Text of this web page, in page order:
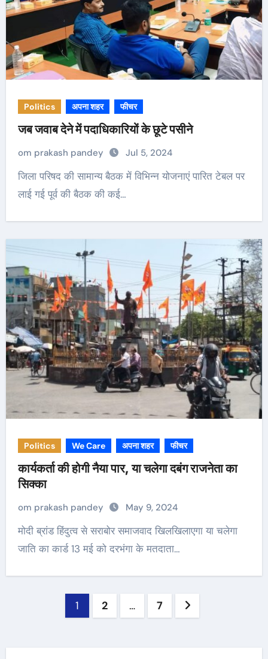
Politics अपना शहर फीचर
जब जवाब देने में पदाधिकारियों के छूटे पसीने
om prakash pandey Jul 5, 2024
जिला परिषद की सामान्य बैठक में विभिन्न योजनाएं पारित टेबल पर
लाई गई पूर्व की बैठक की कई…
Politics We Care अपना शहर फीचर
कार्यकर्ता की होगी नैया पार, या चलेगा दबंग राजनेता का
सिक्का
om prakash pandey May 9, 2024
मोदी ब्रांड हिंदुत्व से सराबोर समाजवाद खिलखिलाएगा या चलेगा
जाति का कार्ड 13 मई को दरभंगा के मतदाता…
1 2 … 7